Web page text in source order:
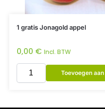
1 gratis Jonagold appel
0,00 € Incl. BTW
Toevoegen